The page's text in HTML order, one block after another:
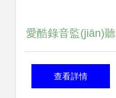
愛酷錄音監(jiān)聽
1.1極速版 高效融
查看詳情